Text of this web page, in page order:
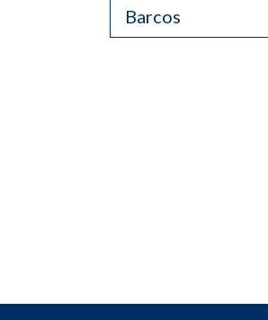
Barcos